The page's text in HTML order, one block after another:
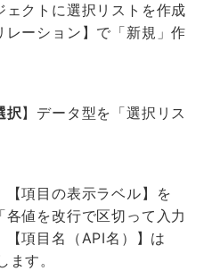
ェクトに選択リストを作成
レーション】で「新規」作
択】データ型を「選択リス
【項目の表示ラベル】を
各値を改行で区切って入力
【項目名（API名）】は
す。